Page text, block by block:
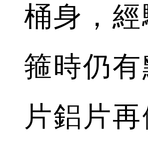
桶身，
箍時仍
片鋁片